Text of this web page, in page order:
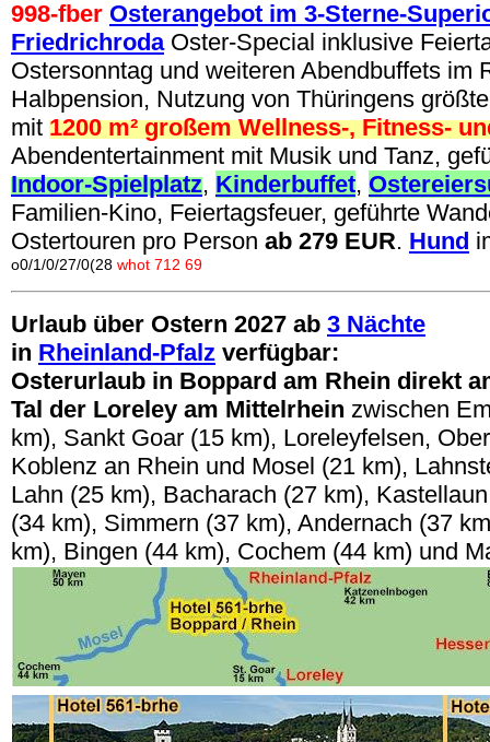
998-fber Osterangebot im 3-Sterne-
FriedrichrodaOster-Special inklusive
Ostersonntag und weiteren Abendbuffets im
Halbpension, Nutzung von Thüringens
mit 1200 m² großem Wellness-, Fitness-
Abendentertainment mit Musik und Tanz,
Indoor-Spielplatz, Kinderbuffet,
Familien-Kino, Feiertagsfeuer, geführte
Ostertouren pro Person ab 279 EUR. Hund
o0/1/0/27/0(28 whot 712 69
Urlaub über Ostern 2027 ab 3 Nächte
in Rheinland-Pfalz verfügbar:
Osterurlaub in Boppard am Rhein direkt
Tal der Loreley am Mittelrhein zwischen
km), Sankt Goar (15 km), Loreleyfelsen,
Koblenz an Rhein und Mosel (21 km),
Lahn (25 km), Bacharach (27 km),
(34 km), Simmern (37 km), Andernach (37
km), Bingen (44 km), Cochem (44 km) und